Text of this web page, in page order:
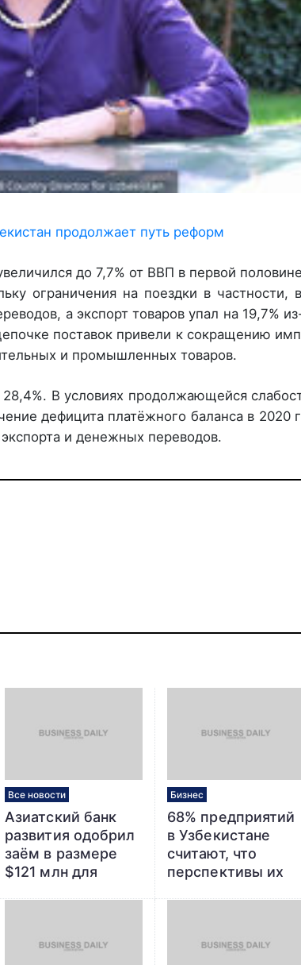
продолжает путь реформ
до 7,7% от ВВП в первой
ограничения на поездки в частности,
а экспорт товаров упал на 19,7%
поставок привели к сокращению
и промышленных товаров.
В условиях продолжающейся
дефицита платёжного баланса в 2020
и денежных переводов.
Все новости
Азиатский банк
развития одобрил
заём в размере
$121 млн для
сети в восточной
Бизнес
68% предприятий
в Узбекистане
считают, что
перспективы их